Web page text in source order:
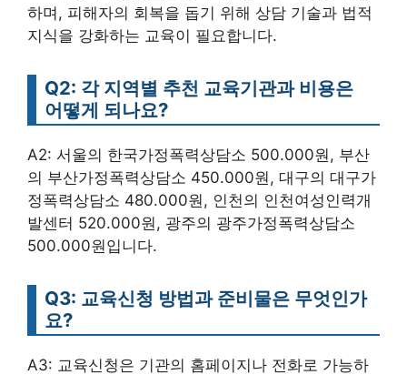
하며, 피해자의 회복을 돕기 위해 상담 기술과 법적
지식을 강화하는 교육이 필요합니다.
Q2: 각 지역별 추천 교육기관과 비용은
어떻게 되나요?
A2: 서울의 한국가정폭력상담소 500.000원, 부산
의 부산가정폭력상담소 450.000원, 대구의 대구가
정폭력상담소 480.000원, 인천의 인천여성인력개
발센터 520.000원, 광주의 광주가정폭력상담소
500.000원입니다.
Q3: 교육신청 방법과 준비물은 무엇인가
요?
A3: 교육신청은 기관의 홈페이지나 전화로 가능하